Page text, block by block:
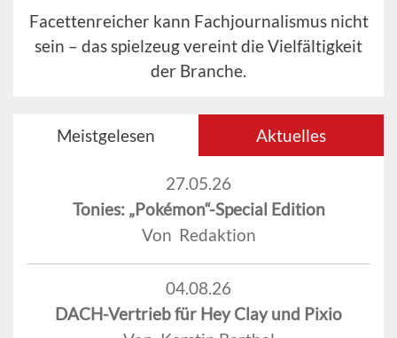
Facettenreicher kann Fachjournalismus nicht
sein – das spielzeug vereint die Vielfältigkeit
der Branche.
Meistgelesen Aktuelles
27.05.26
Tonies: „Pokémon“-Special Edition
Von Redaktion
04.08.26
DACH-Vertrieb für Hey Clay und Pixio